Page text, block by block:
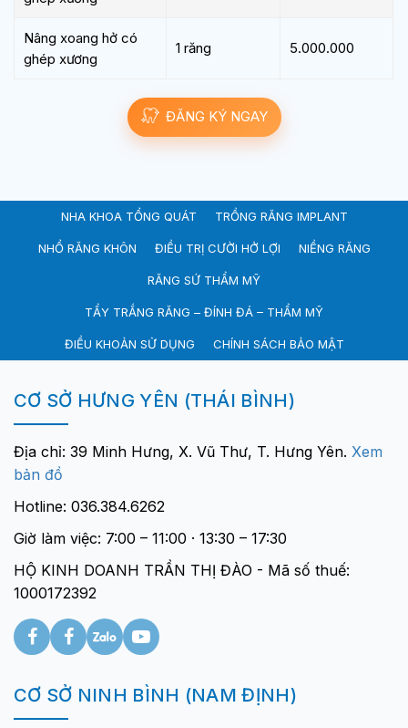
Nâng xoang hở có
ghép xương
1 răng 5.000.000
ĐĂNG KÝ NGAY
NHA KHOA TỔNG QUÁT TRỒNG RĂNG IMPLANT
NHỔ RĂNG KHÔN ĐIỀU TRỊ CƯỜI HỞ LỢI NIỀNG RĂNG
RĂNG SỨ THẨM MỸ
TẨY TRẮNG RĂNG – ĐÍNH ĐÁ – THẨM MỸ
ĐIỀU KHOẢN SỬ DỤNG CHÍNH SÁCH BẢO MẬT
CƠ SỞ HƯNG YÊN (THÁI BÌNH)
Địa chỉ: 39 Minh Hưng, X. Vũ Thư, T. Hưng Yên. Xem
bản đồ
Hotline: 036.384.6262
Giờ làm việc: 7:00 – 11:00 · 13:30 – 17:30
HỘ KINH DOANH TRẦN THỊ ĐÀO - Mã số thuế:
1000172392
CƠ SỞ NINH BÌNH (NAM ĐỊNH)